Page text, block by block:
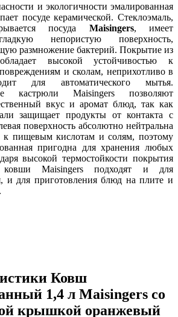
и экологичности эмалированная
посуде керамической. Стеклоэмаль,
посуда Maisingers, имеет
непористую поверхность,
размножение бактерий. Покрытие из
высокой устойчивостью к
и сколам, неприхотливо в
для автоматического мытья.
кастрюли Maisingers позволяют
вкус и аромат блюд, так как
защищает продукты от контакта с
поверхность абсолютно нейтральна
пищевым кислотам и солям, поэтому
пригодна для хранения любых
высокой термостойкости покрытия
Maisingers подходят и для
и для приготовления блюд на плите и
Ковш
1,4 л Maisingers со
крышкой оранжевый